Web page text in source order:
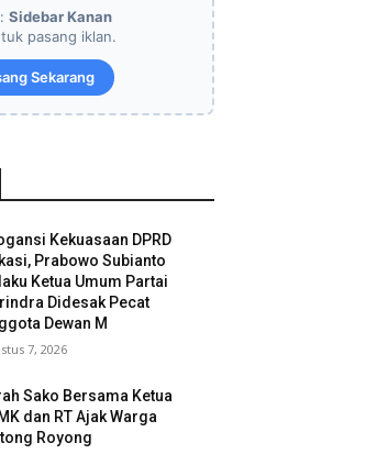
Sidebar Kanan
pasang iklan.
Sekarang
Kekuasaan DPRD
Prabowo Subianto
Ketua Umum Partai
Didesak Pecat
Dewan M
7, 2026
Sako Bersama Ketua
dan RT Ajak Warga
Royong